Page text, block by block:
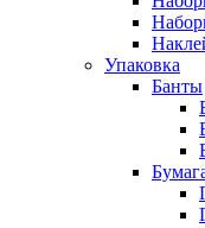
Упаковка
Банты